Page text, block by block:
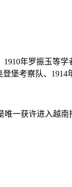
年罗振玉等学
堡考察队、1914
唯一获许进入越